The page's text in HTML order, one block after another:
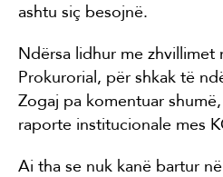
ashtu siç besojnë.
Ndërsa lidhur me zhvillimet
Prokurorial, për shkak të
Zogaj pa komentuar
raporte institucionale mes
Ai tha se nuk kanë bartur